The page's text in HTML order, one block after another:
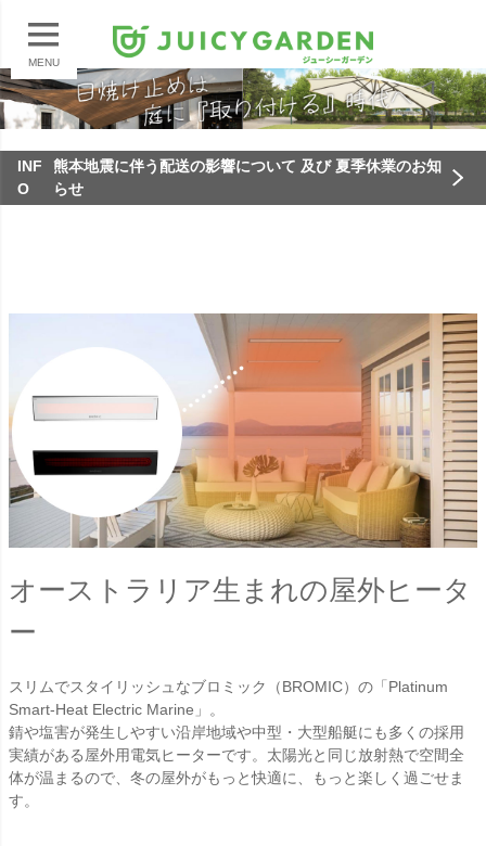
MENU
INF
O
熊本地震に伴う配送の影響について 及び 夏季休業のお知
らせ
オーストラリア生まれの屋外ヒータ
ー
スリムでスタイリッシュなブロミック（BROMIC）の「Platinum
Smart-Heat Electric Marine」。
錆や塩害が発生しやすい沿岸地域や中型・大型船艇にも多くの採用
実績がある屋外用電気ヒーターです。太陽光と同じ放射熱で空間全
体が温まるので、冬の屋外がもっと快適に、もっと楽しく過ごせま
す。